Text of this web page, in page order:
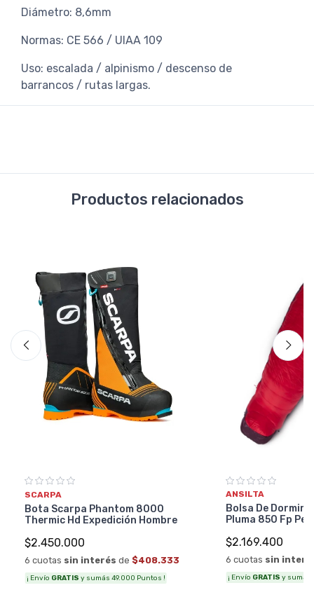
Diámetro: 8,6mm
Normas: CE 566 / UIAA 109
Uso: escalada / alpinismo / descenso de
barrancos / rutas largas.
Productos relacionados
SCARPA
Bota Scarpa Phantom 8000
Thermic Hd Expedición Hombre
$2.450.000
6 cuotas sin interés de $408.333
¡ Envío GRATIS y sumás 49.000 Puntos !
ANSILTA
Bolsa De Dormir
Pluma 850 Fp
$2.169.400
6 cuotas sin
¡ Envío GRATIS y sumás